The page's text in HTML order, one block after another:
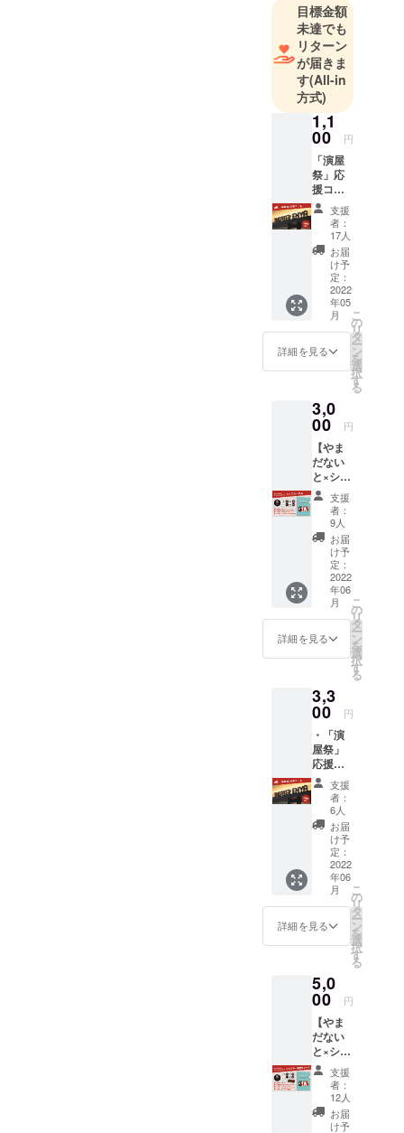
目標金額
未達でも
リターン
が届きま
す(All-in
方式)
1,1
00 円
「演屋
祭」応
援コー
スで
す。 お
礼の
メッ
セージ
をお送
りいた
しま
す。
支援
者：
17人
お届
け予
定：
2022
年05
月
詳細を見る
こ
の
リ
タ
ー
ン
を
選
択
す
る
3,0
00 円
【やま
だない
と×シア
ターエ
ンヤオ
リジナ
ルグッ
ズコー
スA】
・お礼
のメッ
セージ
・やま
だない
と×シア
ター・
クリア
ファイ
ル ・シ
ア
ター・
エンヤ
ステッ
カー ・
シア
ター・
エンヤ
缶バッ
チ１個
（種類
は選べ
ませ
ん）
支援
者：
9人
お届
け予
定：
2022
年06
月
詳細を見る
こ
の
リ
タ
ー
ン
を
選
択
す
る
3,3
00 円
・「演
屋祭」
応援
コース
です。
・お礼
のメッ
セージ
をお送
りいた
しま
す。 ・
お名前
をWEB
サイト
に芳名
いただ
きます
（希望
者の
み）
支援
者：
6人
お届
け予
定：
2022
年06
月
詳細を見る
こ
の
リ
タ
ー
ン
を
選
択
す
る
5,0
00 円
【やま
だない
と×シア
ターエ
ンヤオ
リジナ
ルグッ
ズコー
支援
者：
12人
お届
け予